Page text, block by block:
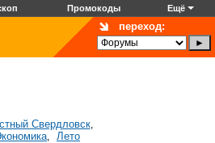
Промокоды Ещё
переход:
Свердловск,
, Лето